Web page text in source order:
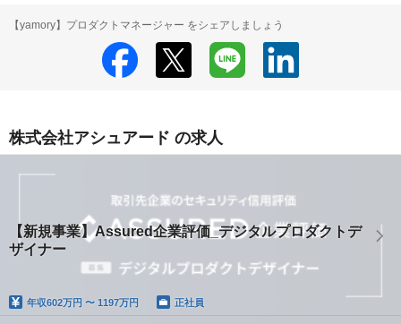
【yamory】プロダクトマネージャー をシェアしましょう
株式会社アシュアード の求人
【新規事業】Assured企業評価_デジタルプロダクトデ
ザイナー
年収602万円 〜 1197万円 正社員